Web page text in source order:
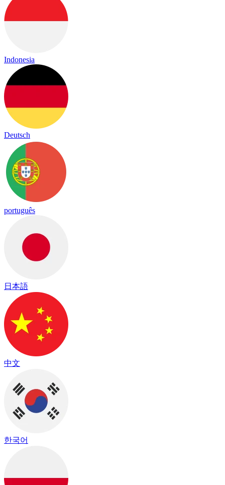
Indonesia
Deutsch
português
日本語
中文
한국어